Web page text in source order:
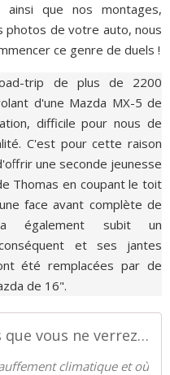
que nos montages,
photos de votre auto, nous
ce genre de duels !
trip de plus de 2200
d'une Mazda MX-5 de
difficile pour nous de
C'est pour cette raison
une seconde jeunesse
Thomas en coupant le toit
face avant complète de
également subit un
et ses jantes
été remplacées par de
de 16".
5 publicités automobiles que vous ne verrez jamais ! - Palais-de-la-Voiture.com
climatique et où